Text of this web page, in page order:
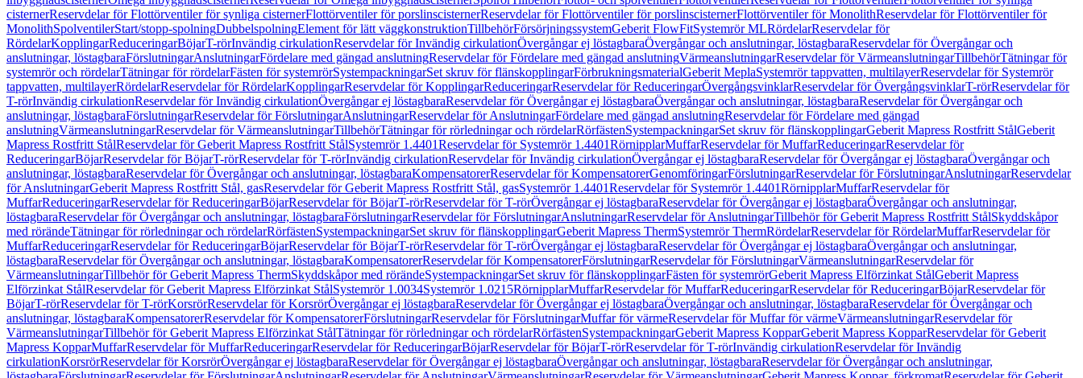
cisternerReservdelar för Flottörventiler för synliga cisternerFlottörventiler för porslinscisternerReservdelar för Flottörventiler för porslinscisternerFlottörventiler för MonolithReservdelar för Flottörventiler för
MonolithSpolventilerStart/stopp-spolningDubbelspolningElement för lätt väggkonstruktionTillbehörFörsörjningssystemGeberit FlowFitSystemrör MLRördelarReservdelar för
RördelarKopplingarReduceringarBöjarT-rörInvändig cirkulationReservdelar för Invändig cirkulationÖvergångar ej löstagbaraÖvergångar och anslutningar, löstagbaraReservdelar för Övergångar och
anslutningar, löstagbaraFörslutningarAnslutningarFördelare med gängad anslutningReservdelar för Fördelare med gängad anslutningVärmeanslutningarReservdelar för VärmeanslutningarTillbehörTätningar för
systemrör och rördelarTätningar för rördelarFästen för systemrörSystempackningarSet skruv för flänskopplingarFörbrukningsmaterialGeberit MeplaSystemrör tappvatten, multilayerReservdelar för Systemrör
tappvatten, multilayerRördelarReservdelar för RördelarKopplingarReservdelar för KopplingarReduceringarReservdelar för ReduceringarÖvergångsvinklarReservdelar för ÖvergångsvinklarT-rörReservdelar för
T-rörInvändig cirkulationReservdelar för Invändig cirkulationÖvergångar ej löstagbaraReservdelar för Övergångar ej löstagbaraÖvergångar och anslutningar, löstagbaraReservdelar för Övergångar och
anslutningar, löstagbaraFörslutningarReservdelar för FörslutningarAnslutningarReservdelar för AnslutningarFördelare med gängad anslutningReservdelar för Fördelare med gängad
anslutningVärmeanslutningarReservdelar för VärmeanslutningarTillbehörTätningar för rörledningar och rördelarRörfästenSystempackningarSet skruv för flänskopplingarGeberit Mapress Rostfritt StålGeberit
Mapress Rostfritt StålReservdelar för Geberit Mapress Rostfritt StålSystemrör 1.4401Reservdelar för Systemrör 1.4401RörnipplarMuffarReservdelar för MuffarReduceringarReservdelar för
ReduceringarBöjarReservdelar för BöjarT-rörReservdelar för T-rörInvändig cirkulationReservdelar för Invändig cirkulationÖvergångar ej löstagbaraReservdelar för Övergångar ej löstagbaraÖvergångar och
anslutningar, löstagbaraReservdelar för Övergångar och anslutningar, löstagbaraKompensatorerReservdelar för KompensatorerGenomföringarFörslutningarReservdelar för FörslutningarAnslutningarReservdelar
för AnslutningarGeberit Mapress Rostfritt Stål, gasReservdelar för Geberit Mapress Rostfritt Stål, gasSystemrör 1.4401Reservdelar för Systemrör 1.4401RörnipplarMuffarReservdelar för
MuffarReduceringarReservdelar för ReduceringarBöjarReservdelar för BöjarT-rörReservdelar för T-rörÖvergångar ej löstagbaraReservdelar för Övergångar ej löstagbaraÖvergångar och anslutningar,
löstagbaraReservdelar för Övergångar och anslutningar, löstagbaraFörslutningarReservdelar för FörslutningarAnslutningarReservdelar för AnslutningarTillbehör för Geberit Mapress Rostfritt StålSkyddskåpor
med rörändeTätningar för rörledningar och rördelarRörfästenSystempackningarSet skruv för flänskopplingarGeberit Mapress ThermSystemrör ThermRördelarReservdelar för RördelarMuffarReservdelar för
MuffarReduceringarReservdelar för ReduceringarBöjarReservdelar för BöjarT-rörReservdelar för T-rörÖvergångar ej löstagbaraReservdelar för Övergångar ej löstagbaraÖvergångar och anslutningar,
löstagbaraReservdelar för Övergångar och anslutningar, löstagbaraKompensatorerReservdelar för KompensatorerFörslutningarReservdelar för FörslutningarVärmeanslutningarReservdelar för
VärmeanslutningarTillbehör för Geberit Mapress ThermSkyddskåpor med rörändeSystempackningarSet skruv för flänskopplingarFästen för systemrörGeberit Mapress Elförzinkat StålGeberit Mapress
Elförzinkat StålReservdelar för Geberit Mapress Elförzinkat StålSystemrör 1.0034Systemrör 1.0215RörnipplarMuffarReservdelar för MuffarReduceringarReservdelar för ReduceringarBöjarReservdelar för
BöjarT-rörReservdelar för T-rörKorsrörReservdelar för KorsrörÖvergångar ej löstagbaraReservdelar för Övergångar ej löstagbaraÖvergångar och anslutningar, löstagbaraReservdelar för Övergångar och
anslutningar, löstagbaraKompensatorerReservdelar för KompensatorerFörslutningarReservdelar för FörslutningarMuffar för värmeReservdelar för Muffar för värmeVärmeanslutningarReservdelar för
VärmeanslutningarTillbehör för Geberit Mapress Elförzinkat StålTätningar för rörledningar och rördelarRörfästenSystempackningarGeberit Mapress KopparGeberit Mapress KopparReservdelar för Geberit
Mapress KopparMuffarReservdelar för MuffarReduceringarReservdelar för ReduceringarBöjarReservdelar för BöjarT-rörReservdelar för T-rörInvändig cirkulationReservdelar för Invändig
cirkulationKorsrörReservdelar för KorsrörÖvergångar ej löstagbaraReservdelar för Övergångar ej löstagbaraÖvergångar och anslutningar, löstagbaraReservdelar för Övergångar och anslutningar,